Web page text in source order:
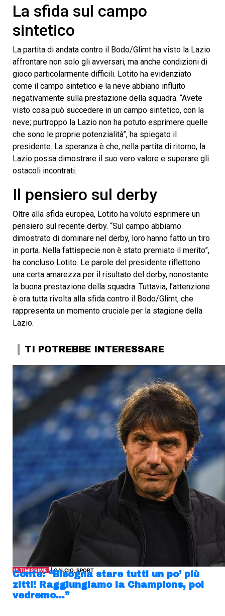
La sfida sul campo
sintetico
La partita di andata contro il Bodo/Glimt ha visto la Lazio
affrontare non solo gli avversari, ma anche condizioni di
gioco particolarmente difficili. Lotito ha evidenziato
come il campo sintetico e la neve abbiano influito
negativamente sulla prestazione della squadra. “Avete
visto cosa può succedere in un campo sintetico, con la
neve; purtroppo la Lazio non ha potuto esprimere quelle
che sono le proprie potenzialità”, ha spiegato il
presidente. La speranza è che, nella partita di ritorno, la
Lazio possa dimostrare il suo vero valore e superare gli
ostacoli incontrati.
Il pensiero sul derby
Oltre alla sfida europea, Lotito ha voluto esprimere un
pensiero sul recente derby. “Sul campo abbiamo
dimostrato di dominare nel derby, loro hanno fatto un tiro
in porta. Nella fattispecie non è stato premiato il merito”,
ha concluso Lotito. Le parole del presidente riflettono
una certa amarezza per il risultato del derby, nonostante
la buona prestazione della squadra. Tuttavia, l’attenzione
è ora tutta rivolta alla sfida contro il Bodo/Glimt, che
rappresenta un momento cruciale per la stagione della
Lazio.
TI POTREBBE INTERESSARE
ULTIMISSIME | CALCIO, SPORT
Conte: “Bisogna stare tutti un po’ più
zitti! Raggiungiamo la Champions, poi
vedremo…”